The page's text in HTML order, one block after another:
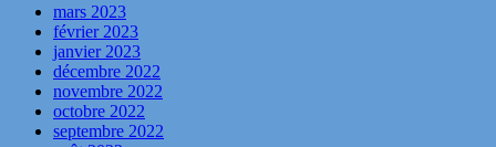
mars 2023
février 2023
janvier 2023
décembre 2022
novembre 2022
octobre 2022
septembre 2022